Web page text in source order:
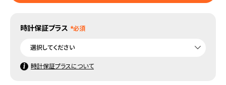
時計保証プラス
時計保証プラスについて